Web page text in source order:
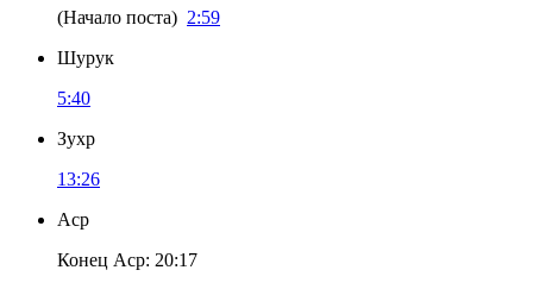
(Начало поста) 2:59
Шурук
5:40
Зухр
13:26
Аср
Конец Аср: 20:17